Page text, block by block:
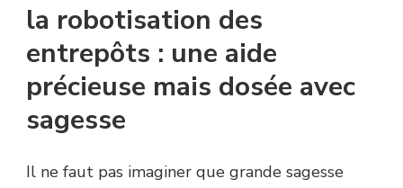
la robotisation des
entrepôts : une aide
précieuse mais dosée avec
sagesse
Il ne faut pas imaginer que grande sagesse